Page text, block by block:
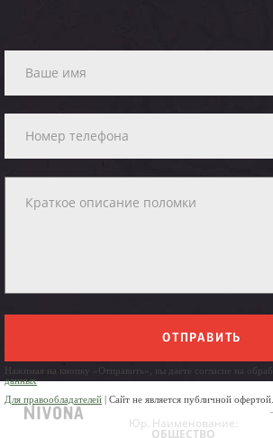
ОТПРАВИТЬ
Нажимая на кнопку «Отправить», вы даете согласие на
данных
Для правообладателей | Сайт не является публичной офертой.
Юр. Наименование:
ОБЩЕСТВО